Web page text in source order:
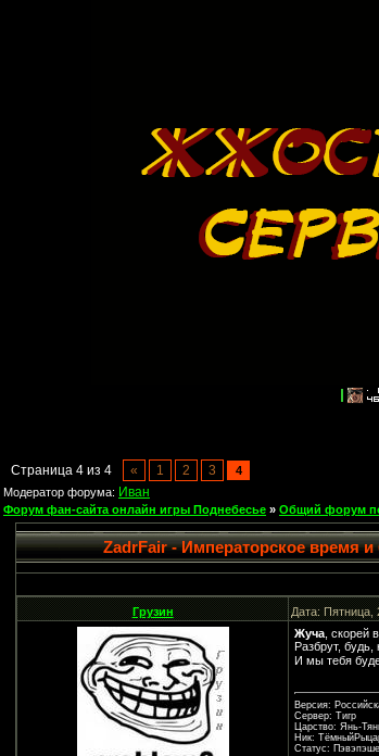
Страница 4 из 4 « 1 2 3
4
Модератор форума: Иван
Форум фан-сайта онлайн игры Поднебесье » Общий форум
ZadrFair - Императорское время
Грузин Дата:
Жуча , скорей
Разбрут, будь,
И мы тебя
Версия:
Сервер: Тигр
Царство: Янь-
Ник:
Статус: